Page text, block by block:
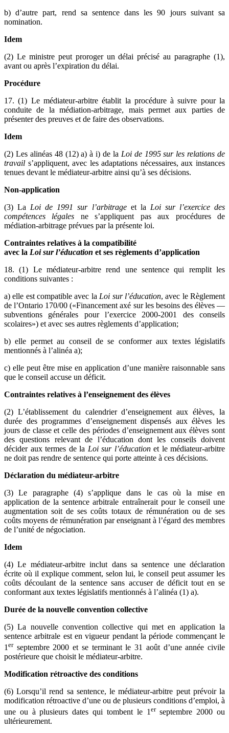
b) d’autre part, rend sa sentence dans les 90 jours suivant sa
nomination.
Idem
(2) Le ministre peut proroger un délai précisé au paragraphe (1),
avant ou après l’expiration du délai.
Procédure
17. (1) Le médiateur-arbitre établit la procédure à suivre pour la
conduite de la médiation-arbitrage, mais permet aux parties de
présenter des preuves et de faire des observations.
Idem
(2) Les alinéas 48 (12) a) à i) de la Loi de 1995 sur les relations de
travail s’appliquent, avec les adaptations nécessaires, aux instances
tenues devant le médiateur-arbitre ainsi qu’à ses décisions.
Non-application
(3) La Loi de 1991 sur l’arbitrageet la Loi sur l’exercice des
compétences légales ne s’appliquent pas aux procédures de
médiation-arbitrage prévues par la présente loi.
Contraintes relatives à la compatibilité
avec la Loi sur l’éducation et ses règlements d’application
18. (1) Le médiateur-arbitre rend une sentence qui remplit les
conditions suivantes :
a) elle est compatible avec la Loi sur l’éducation, avec le Règlement
de l’Ontario 170/00 («Financement axé sur les besoins des élèves —
subventions générales pour l’exercice 2000-2001 des conseils
scolaires») et avec ses autres règlements d’application;
b) elle permet au conseil de se conformer aux textes législatifs
mentionnés à l’alinéa a);
c) elle peut être mise en application d’une manière raisonnable sans
que le conseil accuse un déficit.
Contraintes relatives à l’enseignement des élèves
(2) L’établissement du calendrier d’enseignement aux élèves, la
durée des programmes d’enseignement dispensés aux élèves les
jours de classe et celle des périodes d’enseignement aux élèves sont
des questions relevant de l’éducation dont les conseils doivent
décider aux termes de la Loi sur l’éducationet le médiateur-arbitre
ne doit pas rendre de sentence qui porte atteinte à ces décisions.
Déclaration du médiateur-arbitre
(3) Le paragraphe (4) s’applique dans le cas où la mise en
application de la sentence arbitrale entraînerait pour le conseil une
augmentation soit de ses coûts totaux de rémunération ou de ses
coûts moyens de rémunération par enseignant à l’égard des membres
de l’unité de négociation.
Idem
(4) Le médiateur-arbitre inclut dans sa sentence une déclaration
écrite où il explique comment, selon lui, le conseil peut assumer les
coûts découlant de la sentence sans accuser de déficit tout en se
conformant aux textes législatifs mentionnés à l’alinéa (1) a).
Durée de la nouvelle convention collective
(5) La nouvelle convention collective qui met en application la
sentence arbitrale est en vigueur pendant la période commençant le
1 erseptembre 2000 et se terminant le 31 août d’une année civile
postérieure que choisit le médiateur-arbitre.
Modification rétroactive des conditions
(6) Lorsqu’il rend sa sentence, le médiateur-arbitre peut prévoir la
modification rétroactive d’une ou de plusieurs conditions d’emploi, à
une ou à plusieurs dates qui tombent le 1 erseptembre 2000 ou
ultérieurement.